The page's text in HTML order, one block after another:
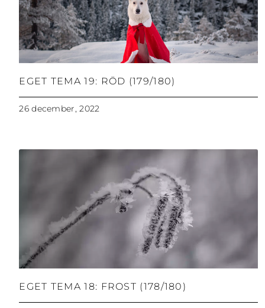
EGET TEMA 19: RÖD (179/180)
26 december, 2022
EGET TEMA 18: FROST (178/180)